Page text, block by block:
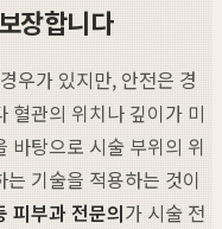
장합니다
우가 있지만, 안전은 경
혈관의 위치나 깊이가 미
바탕으로 시술 부위의 위
기술을 적용하는 것이
피부과 전문의가 시술 전